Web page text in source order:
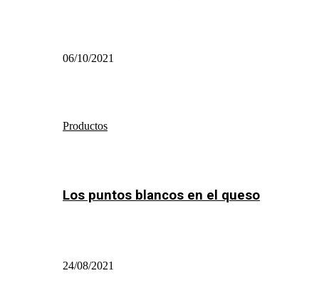
06/10/2021
Productos
Los puntos blancos en el queso
24/08/2021